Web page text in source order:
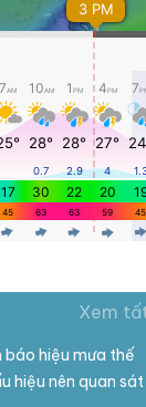
Xem
báo hiệu mưa thế
hiệu nên quan sát